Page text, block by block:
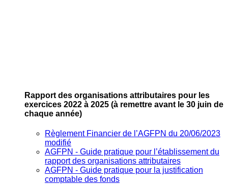
Rapport des organisations attributaires pour les
exercices 2022 à 2025 (à remettre avant le 30 juin de
chaque année)
Règlement Financier de l’AGFPN du 20/06/2023
modifié
AGFPN ‐ Guide pratique pour l’établissement du
rapport des organisations attributaires
AGFPN ‐ Guide pratique pour la justification
comptable des fonds